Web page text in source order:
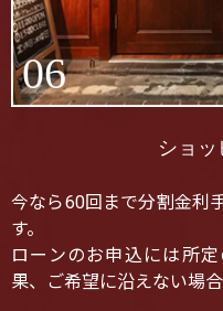
06
ショ
今なら60回まで分割金利
す。
ローンのお申込には所
果、ご希望に沿えない場合